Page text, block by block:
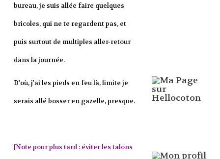
bureau, je suis allée faire quelques
bricoles, qui ne te regardent pas, et
puis surtout de multiples aller-retour
dans la journée.
D'où, j'ai les pieds en feu là, limite je
serais allé bosser en gazelle, presque.
[Note pour plus tard : éviter les talons